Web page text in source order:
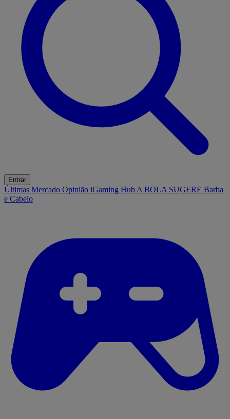
Entrar
Últimas Mercado Opinião iGaming Hub A BOLA SUGERE Barba
e Cabelo